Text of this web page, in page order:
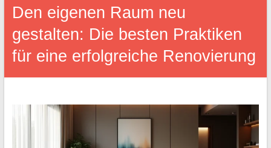
Den eigenen Raum neu
gestalten: Die besten Praktiken
für eine erfolgreiche Renovierung